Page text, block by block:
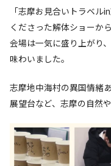
「志摩お見合いトラベル
くださった解体ショーか
会場は一気に盛り上がり
味わいました。
志摩地中海村の異国情緒
展望台など、志摩の自然